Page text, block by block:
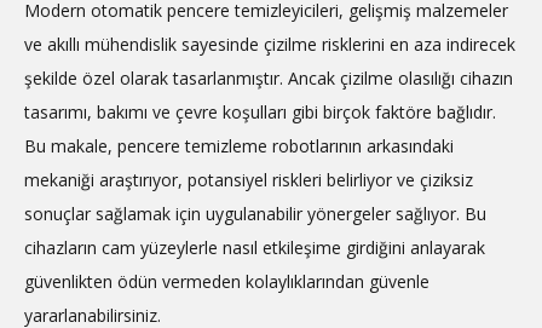
Modern otomatik pencere temizleyicileri, gelişmiş malzemeler
ve akıllı mühendislik sayesinde çizilme risklerini en aza indirecek
şekilde özel olarak tasarlanmıştır. Ancak çizilme olasılığı cihazın
tasarımı, bakımı ve çevre koşulları gibi birçok faktöre bağlıdır.
Bu makale, pencere temizleme robotlarının arkasındaki
mekaniği araştırıyor, potansiyel riskleri belirliyor ve çiziksiz
sonuçlar sağlamak için uygulanabilir yönergeler sağlıyor. Bu
cihazların cam yüzeylerle nasıl etkileşime girdiğini anlayarak
güvenlikten ödün vermeden kolaylıklarından güvenle
yararlanabilirsiniz.